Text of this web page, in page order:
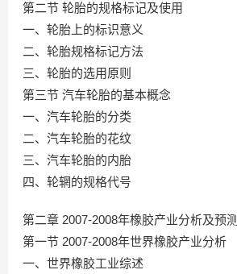
第二节 轮胎的规格标记及使用
一、轮胎上的标识意义
二、轮胎规格标记方法
三、轮胎的选用原则
第三节 汽车轮胎的基本概念
一、汽车轮胎的分类
二、汽车轮胎的花纹
三、汽车轮胎的内胎
四、轮辋的规格代号
第二章 2007-2008年橡胶产业分析及预测
第一节 2007-2008年世界橡胶产业分析
一、世界橡胶工业综述